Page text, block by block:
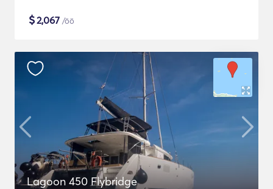
$2,067 /öö
Lagoon 450 Flybridge